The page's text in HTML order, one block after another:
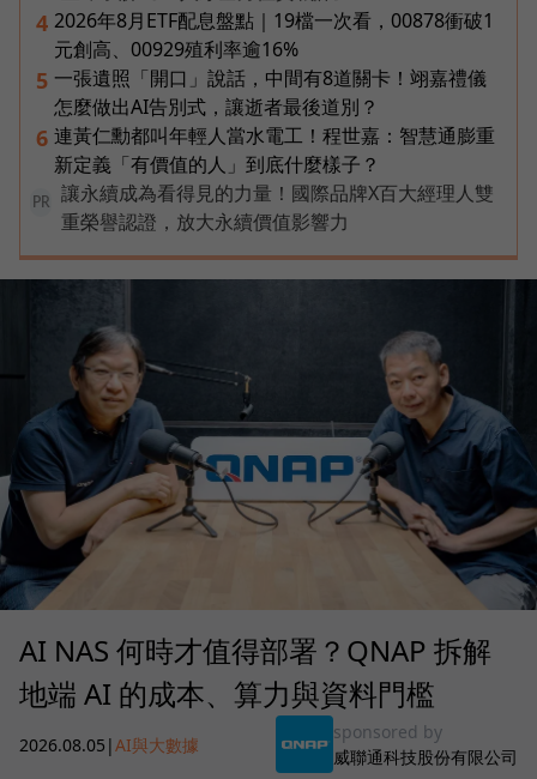
4 2026年8月ETF配息盤點｜19檔一次看，00878衝破1
元創高、00929殖利率逾16%
5 一張遺照「開口」說話，中間有8道關卡！翊嘉禮儀
怎麼做出AI告別式，讓逝者最後道別？
6 連黃仁勳都叫年輕人當水電工！程世嘉：智慧通膨重
新定義「有價值的人」到底什麼樣子？
PR
讓永續成為看得見的力量！國際品牌X百大經理人雙
重榮譽認證，放大永續價值影響力
AI NAS 何時才值得部署？QNAP 拆解
地端 AI 的成本、算力與資料門檻
2026.08.05 |AI與大數據
sponsored by
威聯通科技股份有限公司